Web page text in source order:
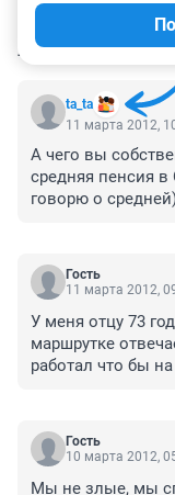
ta_ta
11 марта 2012,
А чего вы
средняя пенсия в
говорю о
они гроши в
прошли , вообще
коснется
Гость
11 марта 2012,
У меня отцу 73
маршрутке
работал что бы
Гость
10 марта 2012,
Мы не злые, мы